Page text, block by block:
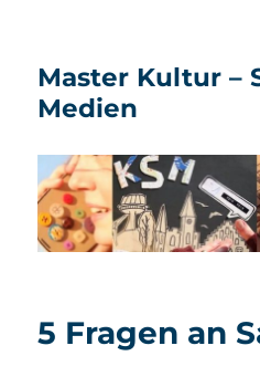
Master Kultur –
Medien
5 Fragen an